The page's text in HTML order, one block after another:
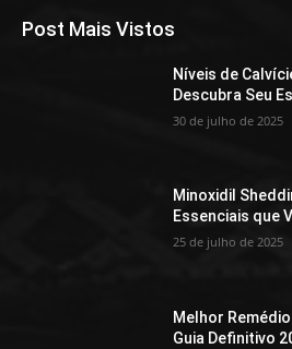
Post Mais Vistos
Níveis de
Descubra Seu
30 de julho de 2025
Minoxidil
Essenciais que
25 de julho de 2025
Melhor
Guia Definitivo